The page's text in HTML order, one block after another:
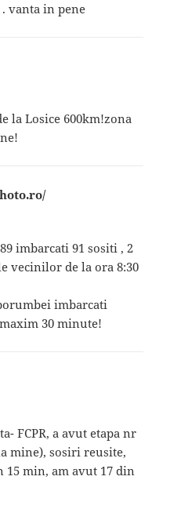
vanta in pene
la Losice 600km!zona
spune:
imbarcati 91 sositi , 2
vecinilor de la ora 8:30
imbarcati
30 minute!
FCPR, a avut etapa nr
mine), sosiri reusite,
min, am avut 17 din